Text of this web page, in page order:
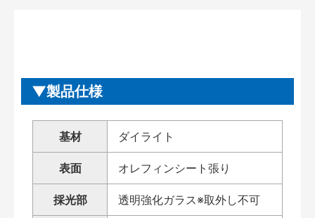
製品仕様
基材 ダイライト
表面 オレフィンシート張り
採光部 透明強化ガラス※取外し不可